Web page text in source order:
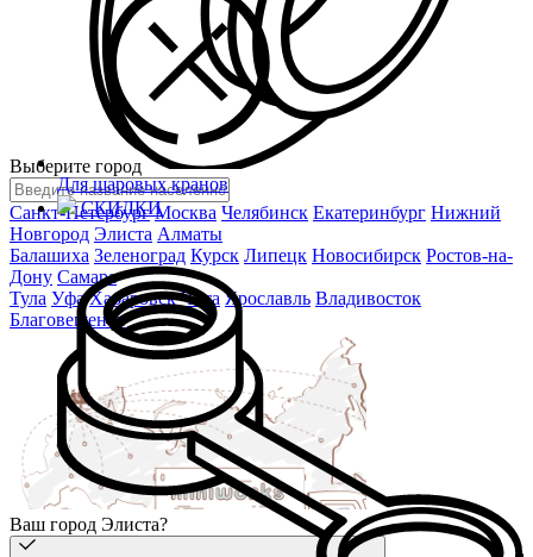
Для шаровых кранов
СКИДКИ
Выберите город
Санкт-Петербург Москва Челябинск Екатеринбург Нижний
Новгород Элиста Алматы
Балашиха Зеленоград Курск Липецк Новосибирск Ростов-на-
Дону Самара
Тула Уфа Хабаровск Чита Ярославль Владивосток
Благовещенск
Ваш город Элиста?